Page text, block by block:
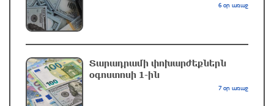
Երևանում և մարզերում էլեկտրաէներգիայի
ընդհատումներ կլինեն
6 օր առաջ
Տարադրամի փոխարժեքներն
օգոստոսի 1-ին
7 օր առաջ